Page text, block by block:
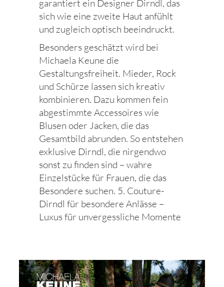
garantiert ein Designer Dirndl, das
sich wie eine zweite Haut anfühlt
und zugleich optisch beeindruckt.
Besonders geschätzt wird bei
Michaela Keune die
Gestaltungsfreiheit. Mieder, Rock
und Schürze lassen sich kreativ
kombinieren. Dazu kommen fein
abgestimmte Accessoires wie
Blusen oder Jacken, die das
Gesamtbild abrunden. So entstehen
exklusive Dirndl, die nirgendwo
sonst zu finden sind – wahre
Einzelstücke für Frauen, die das
Besondere suchen. 5. Couture-
Dirndl für besondere Anlässe –
Luxus für unvergessliche Momente